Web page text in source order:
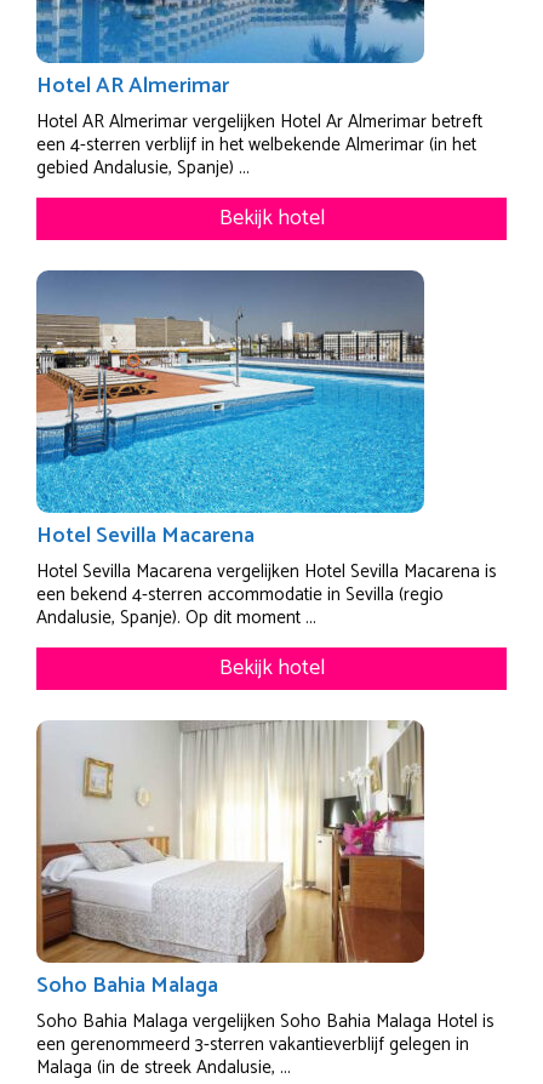
Hotel AR Almerimar
Hotel AR Almerimar vergelijken Hotel Ar Almerimar betreft
een 4-sterren verblijf in het welbekende Almerimar (in het
gebied Andalusie, Spanje) ...
Bekijk hotel
Hotel Sevilla Macarena
Hotel Sevilla Macarena vergelijken Hotel Sevilla Macarena is
een bekend 4-sterren accommodatie in Sevilla (regio
Andalusie, Spanje). Op dit moment ...
Bekijk hotel
Soho Bahia Malaga
Soho Bahia Malaga vergelijken Soho Bahia Malaga Hotel is
een gerenommeerd 3-sterren vakantieverblijf gelegen in
Malaga (in de streek Andalusie, ...